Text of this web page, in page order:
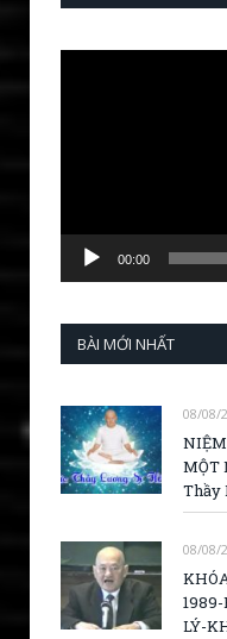
00:00
BÀI MỚI NHẤT
08/08/
MỘT
Thầy
08/08/
LÝ-